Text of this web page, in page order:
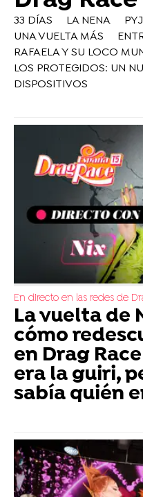
33 DÍAS LA NENA
UNA VUELTA MÁS
RAFAELA Y SU LOCO
LOS PROTEGIDOS: UN
DISPOSITIVOS
En directo en las redes de
La vuelta de
cómo
en Drag
era la guiri,
sabía quién